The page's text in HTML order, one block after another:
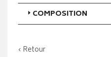
COMPOSITION
‹ Retour